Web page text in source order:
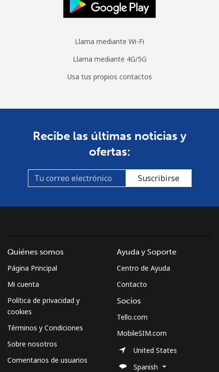
Llama mediante Wi-Fi
Llama mediante 4G/5G
Usa tus propios contactos
Recibe las últimas noticias y
ofertas:
Suscribirse
Quiénes somos
Página Principal
Mi cuenta
Política de privacidad y
cookies
Términos y Condiciones
Sobre nosotros
Comentarios de usuarios
Ayuda y Soporte
Centro de Ayuda
Contacto
Socios
Tello.com
MobileSIM.com
United States
Spanish